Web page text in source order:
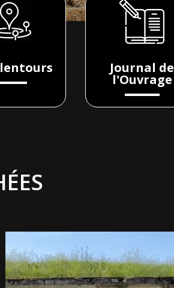
Journal de
l'Ouvrage